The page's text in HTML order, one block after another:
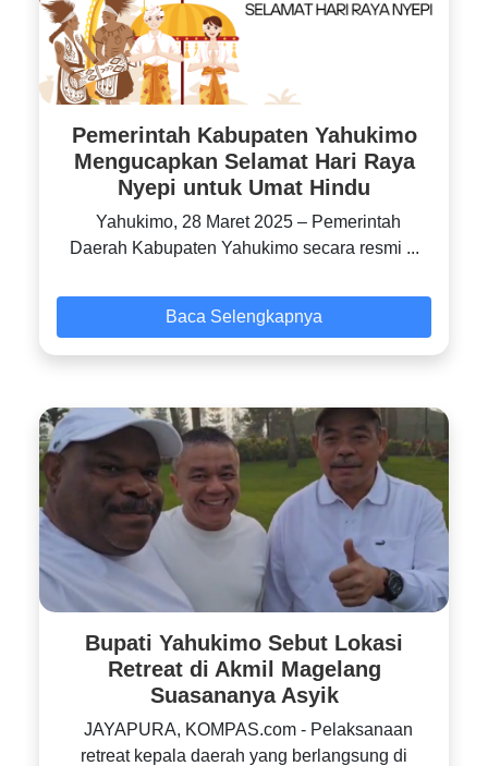
Pemerintah Kabupaten Yahukimo
Mengucapkan Selamat Hari Raya
Nyepi untuk Umat Hindu
Yahukimo, 28 Maret 2025 – Pemerintah
Daerah Kabupaten Yahukimo secara resmi ...
Baca Selengkapnya
Bupati Yahukimo Sebut Lokasi
Retreat di Akmil Magelang
Suasananya Asyik
JAYAPURA, KOMPAS.com - Pelaksanaan
retreat kepala daerah yang berlangsung di